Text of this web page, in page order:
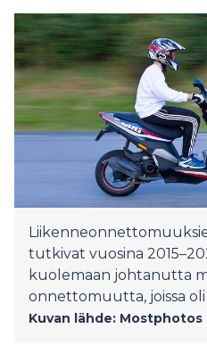
tutkivat vuosina
kuolemaan johtanutta
onnettomuutta, joissa oli
Kuvan lähde: Mostphotos